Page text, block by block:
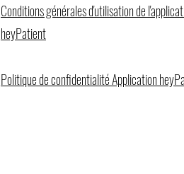
Conditions générales d'utilisation de
heyPatient
Politique de confidentialité Application